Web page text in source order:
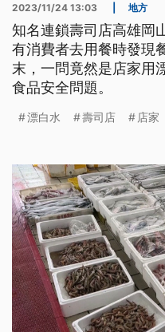
2023/11/24 13:03 地方
知名連鎖壽司店高雄岡
有消費者去用餐時發現
末，一問竟然是店家用
食品安全問題。
漂白水 壽司店 店家